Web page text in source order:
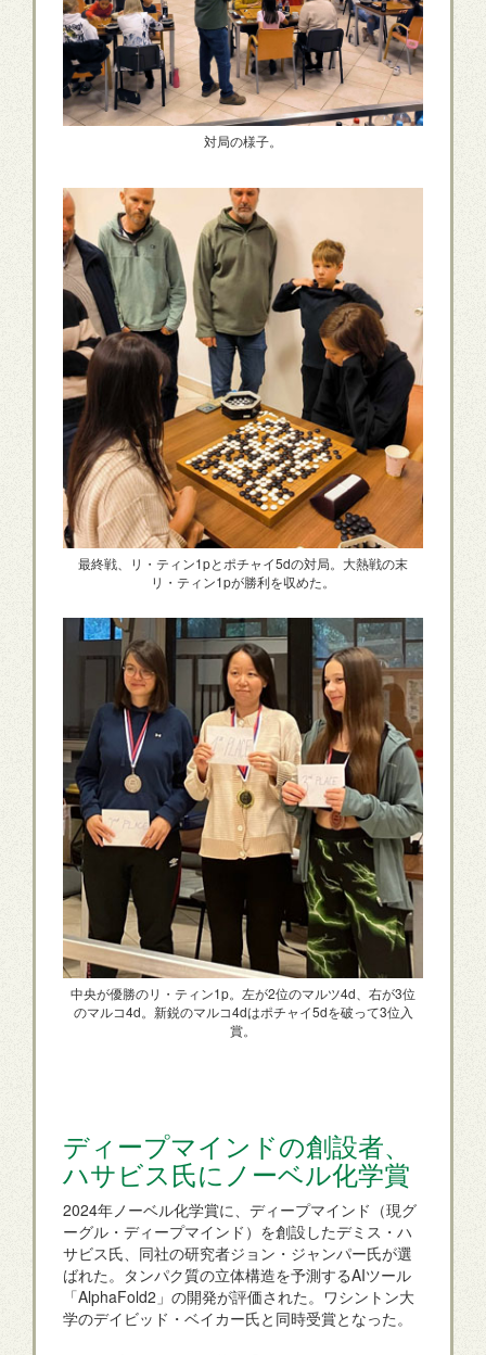
対局の様子。
最終戦、リ・ティン1pとポチャイ5dの対局。大熱戦の末
リ・ティン1pが勝利を収めた。
中央が優勝のリ・ティン1p。左が2位のマルツ4d、右が3位
のマルコ4d。新鋭のマルコ4dはポチャイ5dを破って3位入
賞。
ディープマインドの創設者、
ハサビス氏にノーベル化学賞
2024年ノーベル化学賞に、ディープマインド（現グ
ーグル・ディープマインド）を創設したデミス・ハ
サビス氏、同社の研究者ジョン・ジャンパー氏が選
ばれた。タンパク質の立体構造を予測するAIツール
「AlphaFold2」の開発が評価された。ワシントン大
学のデイビッド・ベイカー氏と同時受賞となった。